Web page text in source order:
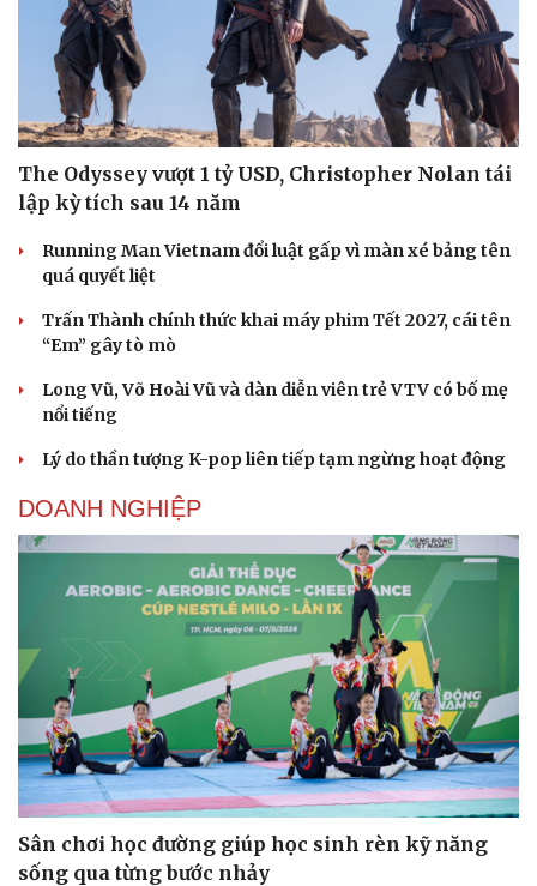
Du lịch
Săn Tour
check-in
Đọc truyện đêm khuya
Kể chuyện cho bé
Hạt giống tâm hồn
The Odyssey vượt 1 tỷ USD, Christopher Nolan tái
lập kỳ tích sau 14 năm
Running Man Vietnam đổi luật gấp vì màn xé bảng tên
quá quyết liệt
Trấn Thành chính thức khai máy phim Tết 2027, cái tên
“Em” gây tò mò
Long Vũ, Võ Hoài Vũ và dàn diễn viên trẻ VTV có bố mẹ
nổi tiếng
Lý do thần tượng K-pop liên tiếp tạm ngừng hoạt động
DOANH NGHIỆP
Sân chơi học đường giúp học sinh rèn kỹ năng
sống qua từng bước nhảy